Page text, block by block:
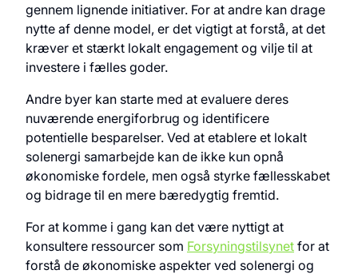
gennem lignende initiativer. For at andre kan drage
nytte af denne model, er det vigtigt at forstå, at det
kræver et stærkt lokalt engagement og vilje til at
investere i fælles goder.
Andre byer kan starte med at evaluere deres
nuværende energiforbrug og identificere
potentielle besparelser. Ved at etablere et lokalt
solenergi samarbejde kan de ikke kun opnå
økonomiske fordele, men også styrke fællesskabet
og bidrage til en mere bæredygtig fremtid.
For at komme i gang kan det være nyttigt at
konsultere ressourcer som Forsyningstilsynet for at
forstå de økonomiske aspekter ved solenergi og